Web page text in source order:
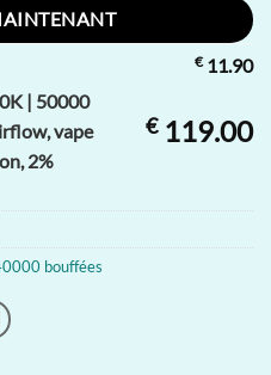
€11.90
| 50000
vape
2%
€119.00
bouffées